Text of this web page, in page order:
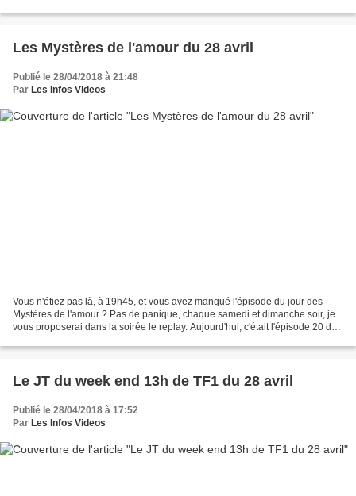
Les Mystères de l'amour du 28 avril
Publié le 28/04/2018 à 21:48
Par Les Infos Videos
Vous n'étiez pas là, à 19h45, et vous avez manqué l'épisode du jour des
Mystères de l'amour ? Pas de panique, chaque samedi et dimanche soir, je
vous proposerai dans la soirée le replay. Aujourd'hui, c'était l'épisode 20 de
Le JT du week end 13h de TF1 du 28 avril
Publié le 28/04/2018 à 17:52
Par Les Infos Videos